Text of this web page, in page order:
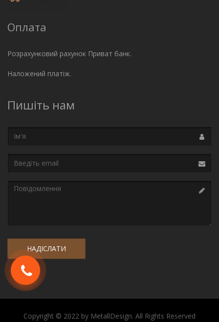
Оплата
Розрахунковий рахунок Приват банк.
Наложений платіж.
Пишіть нам
Повідомлення
Copyright © 2022 by MetallDesign. All Rights Reserved